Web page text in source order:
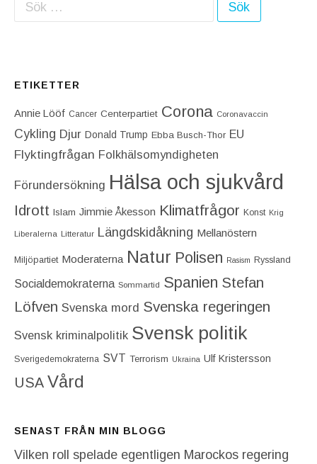
ETIKETTER
Annie Lööf Cancer Centerpartiet‎ Corona Coronavaccin
Cykling Djur Donald Trump Ebba Busch-Thor EU
Flyktingfrågan Folkhälsomyndigheten
Förundersökning Hälsa och sjukvård
Idrott Islam Jimmie Åkesson Klimatfrågor Konst Krig
Liberalerna Litteratur Längdskidåkning Mellanöstern
Miljöpartiet Moderaterna Natur Polisen Rasism Ryssland
Socialdemokraterna Sommartid Spanien Stefan
Löfven Svenska mord Svenska regeringen
Svensk kriminalpolitik Svensk politik
Sverigedemokraterna SVT Terrorism Ukraina Ulf Kristersson
USA Vård
SENAST FRÅN MIN BLOGG
Vilken roll spelade egentligen Marockos regering